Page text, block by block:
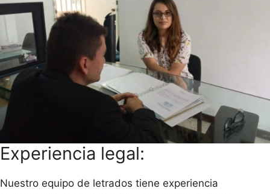
Experiencia legal:
Nuestro equipo de letrados tiene experiencia